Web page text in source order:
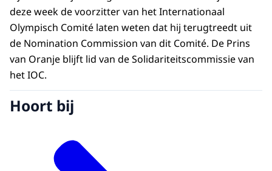
deze week de voorzitter van het Internationaal
Olympisch Comité laten weten dat hij terugtreedt uit
de Nomination Commission van dit Comité. De Prins
van Oranje blijft lid van de Solidariteitscommissie van
het IOC.
Hoort bij